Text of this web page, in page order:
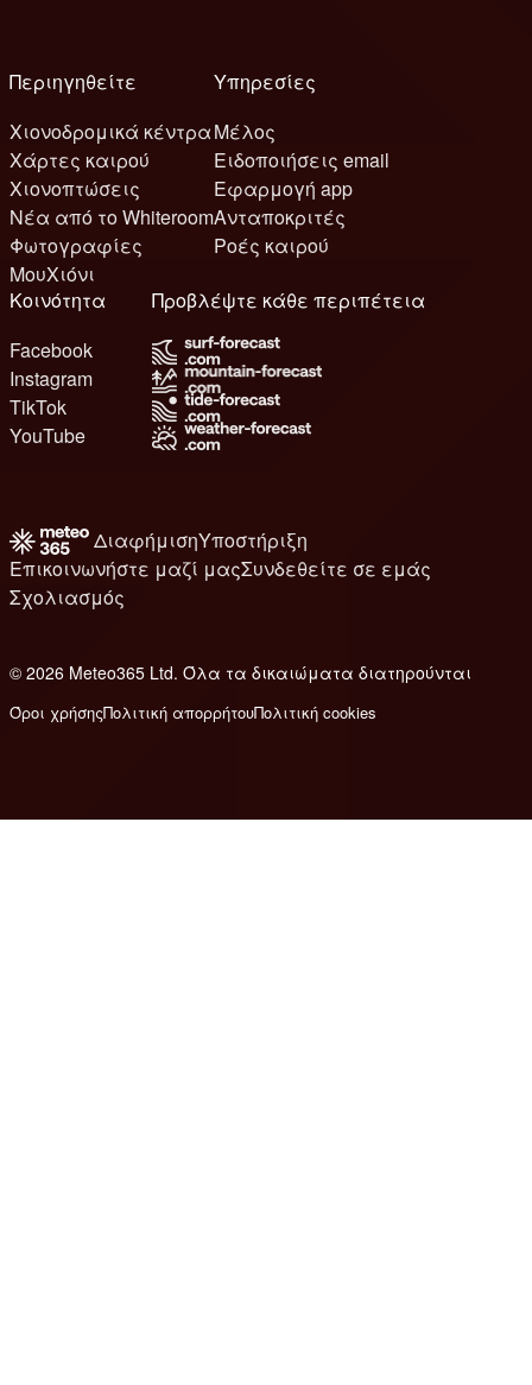
Περιηγηθείτε
Χιονοδρομικά κέντρα
Χάρτες καιρού
Χιονοπτώσεις
Νέα από το Whiteroom
Φωτογραφίες
ΜουΧιόνι
Υπηρεσίες
Μέλος
Ειδοποιήσεις email
Εφαρμογή app
Ανταποκριτές
Ροές καιρού
Κοινότητα
Facebook
Instagram
TikTok
YouTube
Προβλέψτε κάθε περιπέτεια
ΔιαφήμισηΥποστήριξη
Επικοινωνήστε μαζί μαςΣυνδεθείτε σε εμάς
Σχολιασμός
© 2026 Meteo365 Ltd. Όλα τα δικαιώματα διατηρούνται
Όροι χρήσηςΠολιτική απορρήτουΠολιτική cookies